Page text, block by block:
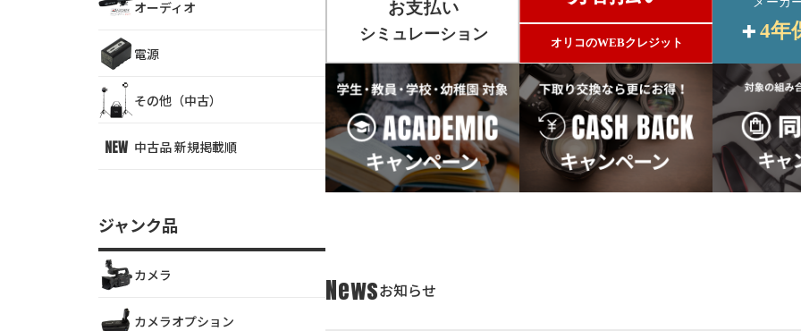
Newsお知らせ
オーディオ
電源
その他（中古）
中古品 新規掲載順
ジャンク品
カメラ
カメラオプション